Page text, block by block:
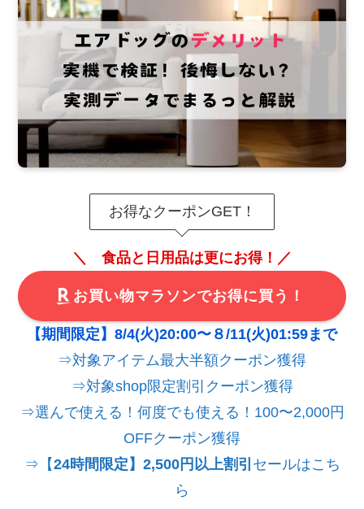
お得なクーポンGET！
＼ 食品と日用品は更にお得！／
お買い物マラソンでお得に買う！
【期間限定】8/4(火)20:00〜８/11(火)01:59まで
⇒対象アイテム最大半額クーポン獲得
⇒対象shop限定割引クーポン獲得
⇒選んで使える！何度でも使える！100〜2,000円
OFFクーポン獲得
⇒【24時間限定】2,500円以上割引 セールはこち
ら